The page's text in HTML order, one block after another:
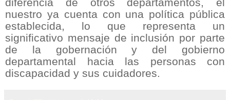
nuestro ya cuenta con una política pública
establecida, lo que representa un
significativo mensaje de inclusión por parte
de la gobernación y del gobierno
departamental hacia las personas con
discapacidad y sus cuidadores.